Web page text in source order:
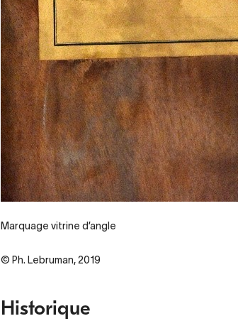
Marquage vitrine d’angle
© Ph. Lebruman, 2019
Historique